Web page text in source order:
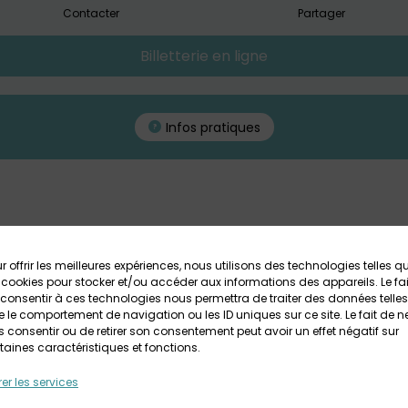
offrir les meilleures expériences, nous utilisons des technologies telles
pour stocker et/ou accéder aux informations des appareils. Le
à ces technologies nous permettra de traiter des données telles
le comportement de navigation ou les ID uniques sur ce site. Le fait de
consentir ou de retirer son consentement peut avoir un effet négatif sur
caractéristiques et fonctions.
les services
Contacter Partager
Billetterie en ligne
Infos pratiques
Faites du jeu dans Landerneau
5ème édition du festival du jeu «Faites du Jeu
octobre prochains.
Les jeux côtoieront cette année les créatures
notamment les dragons, cachés dans tous les